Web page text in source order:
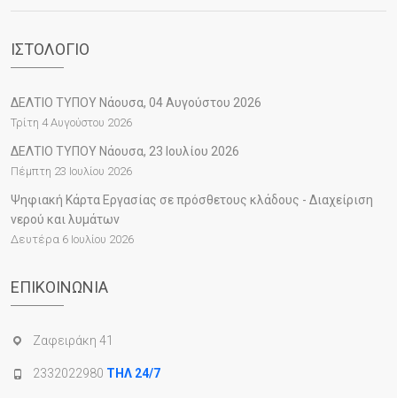
ΙΣΤΟΛΌΓΙΟ
ΔΕΛΤΙΟ ΤΥΠΟΥ Νάουσα, 04 Αυγούστου 2026
Τρίτη 4 Αυγούστου 2026
ΔΕΛΤΙΟ ΤΥΠΟΥ Νάουσα, 23 Ιουλίου 2026
Πέμπτη 23 Ιουλίου 2026
Ψηφιακή Κάρτα Εργασίας σε πρόσθετους κλάδους - Διαχείριση
νερού και λυμάτων
Δευτέρα 6 Ιουλίου 2026
ΕΠΙΚΟΙΝΩΝΊΑ
Ζαφειράκη 41
2332022980 ΤΗΛ 24/7